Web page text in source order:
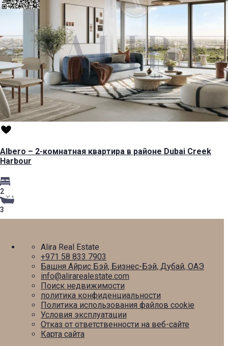
Albero – 2-комнатная квартира в районе Dubai Creek
Harbour
2
3
Alira Real Estate
+971 58 833 7903
Башня Айрис Бэй, Бизнес-Бэй, Дубай, ОАЭ
info@alirarealestate.com
Поиск недвижимости
политика конфиденциальности
Политика использования файлов cookie
Условия эксплуатации
Отказ от ответственности на веб-сайте
Карта сайта